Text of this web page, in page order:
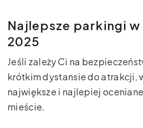
Najlepsze parkingi w
2025
Jeśli zależy Ci na
krótkim dystansie do atrakcji,
największe i najlepiej
mieście.